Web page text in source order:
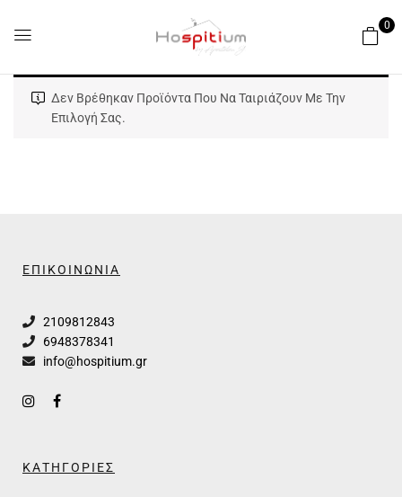
0
Δεν Βρέθηκαν Προϊόντα Που Να Ταιριάζουν Με Την
Επιλογή Σας.
ΕΠΙΚΟΙΝΩΝΙΑ
2109812843
6948378341
info@hospitium.gr
ΚΑΤΗΓΟΡΙΕΣ